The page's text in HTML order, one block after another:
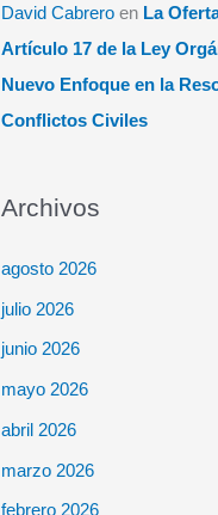
David Cabrero en La
Artículo 17 de la Ley
Nuevo Enfoque en la
Conflictos Civiles
Archivos
agosto 2026
julio 2026
junio 2026
mayo 2026
abril 2026
marzo 2026
febrero 2026